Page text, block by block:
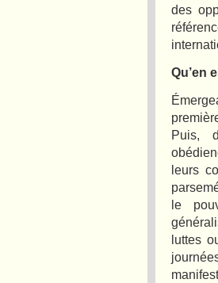
des
Qu’en
Puis,
leurs
le
luttes